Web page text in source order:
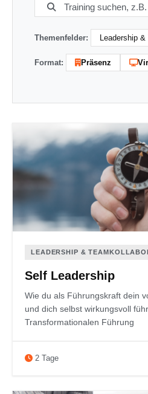
Themenfelder: Leadership
Format: Präsenz
LEADERSHIP &
Self Leadership
Wie du als Führungskraft dein
und dich selbst wirkungsvoll
Transformationalen Führung
2 Tage